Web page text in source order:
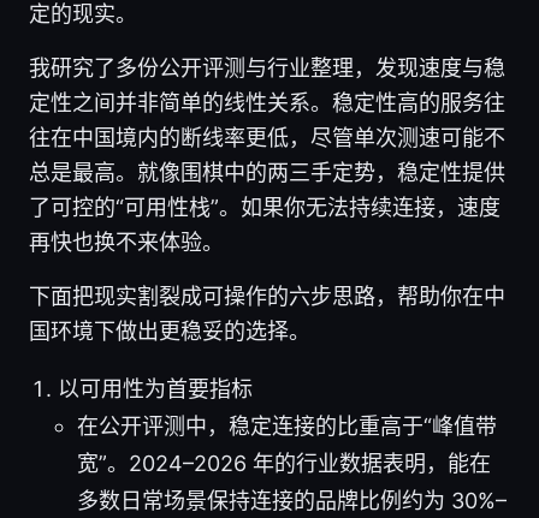
定的现实。
我研究了多份公开评测与行业整理，发现速度与稳
定性之间并非简单的线性关系。稳定性高的服务往
往在中国境内的断线率更低，尽管单次测速可能不
总是最高。就像围棋中的两三手定势，稳定性提供
了可控的“可用性栈”。如果你无法持续连接，速度
再快也换不来体验。
下面把现实割裂成可操作的六步思路，帮助你在中
国环境下做出更稳妥的选择。
以可用性为首要指标
在公开评测中，稳定连接的比重高于“峰值带
宽”。2024–2026 年的行业数据表明，能在
多数日常场景保持连接的品牌比例约为 30%–